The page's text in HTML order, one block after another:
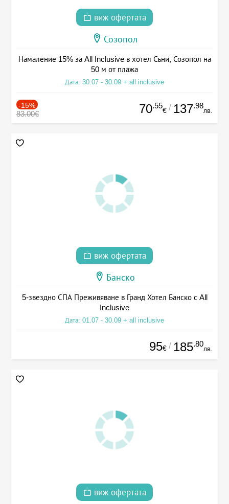
виж офертата
Созопол
Намаление 15% за All Inclusive в хотел Съни, Созопол на
50 м от плажа
Дата: 30.07 - 30.09 + all inclusive
-15%
83.00€ 70.55
€ / 137.98
лв.
виж офертата
Банско
5-звездно СПА Преживяване в Гранд Хотел Банско с All
Inclusive
Дата: 01.07 - 30.09 + all inclusive
95€ / 185.80
лв.
виж офертата